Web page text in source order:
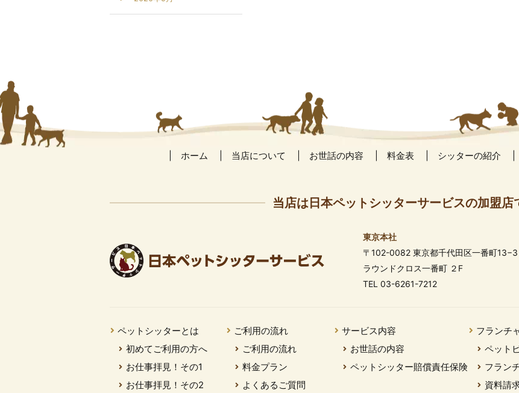
ホーム 当店について お世話の内容 料金表 シッターの紹介
当店は日本ペットシッターサービスの加盟店
東京本社
〒102-0082 東京都千代田区一番町13−3
ラウンドクロス一番町 ２F
TEL 03-6261-7212
ペットシッターとは
初めてご利用の方へ
お仕事拝見！その1
お仕事拝見！その2
ご利用の流れ
ご利用の流れ
料金プラン
よくあるご質問
サービス内容
お世話の内容
ペットシッター賠償責任保険
フランチ
ペット
フラン
資料請